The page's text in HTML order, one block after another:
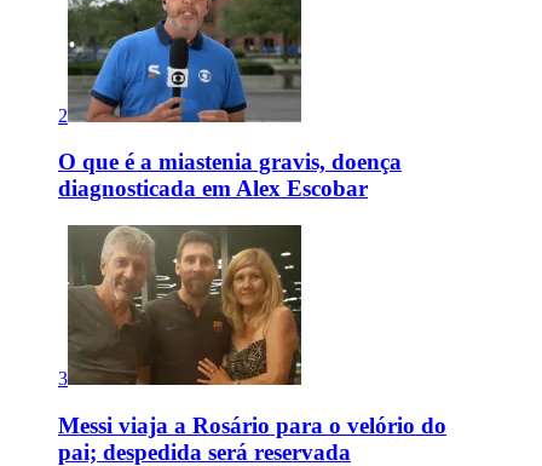
2
O que é a miastenia gravis, doença
diagnosticada em Alex Escobar
3
Messi viaja a Rosário para o velório do
pai; despedida será reservada